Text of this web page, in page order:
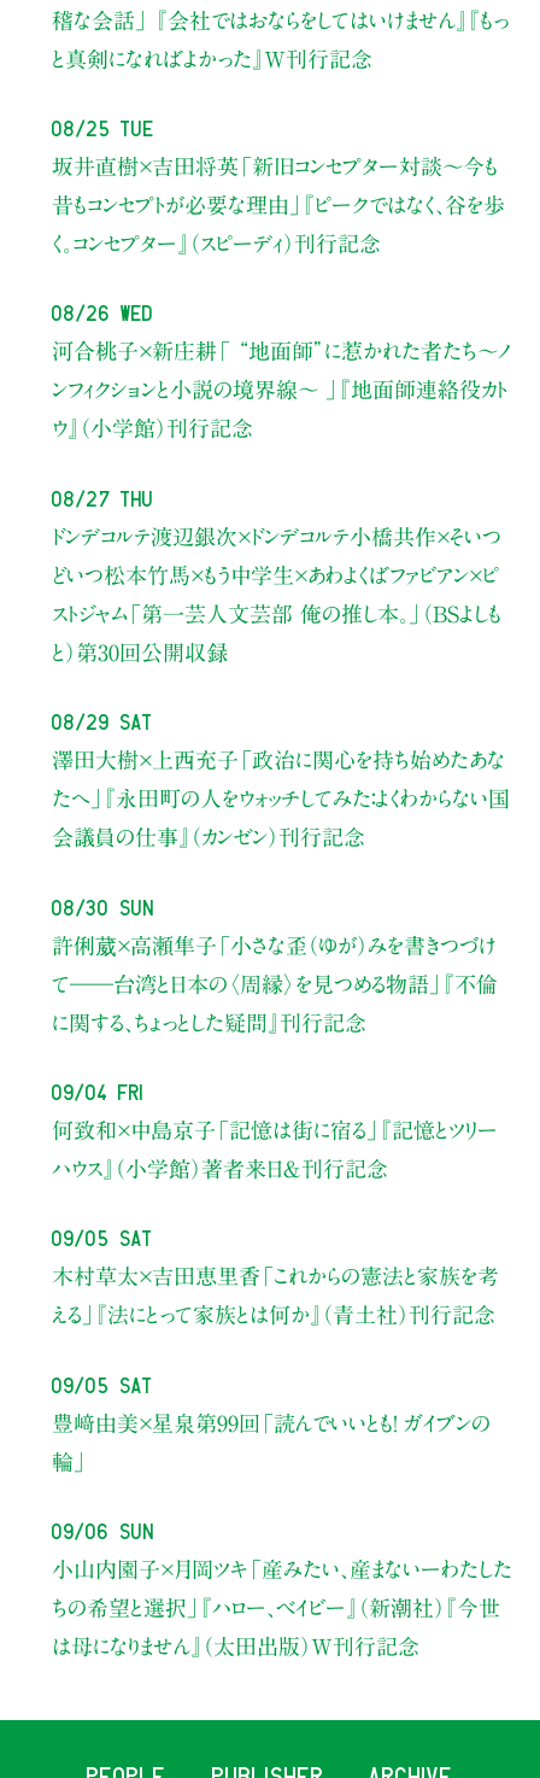
稽な会話」
『会社ではおならをしてはいけません』『もっ
と真剣になればよかった』W刊行記念
08/25 Tue
坂井直樹×吉田将英「新旧コンセプター対談～今も
昔もコンセプトが必要な理由」
『ピークではなく、谷を歩
く。コンセプター』（スピーディ）刊行記念
08/26 Wed
河合桃子×新庄耕「 “地面師”に惹かれた者たち〜ノ
ンフィクションと小説の境界線〜 」
『地面師連絡役カト
ウ』（小学館）刊行記念
08/27 Thu
ドンデコルテ渡辺銀次×ドンデコルテ小橋共作×そいつ
どいつ松本竹馬×もう中学生×あわよくばファビアン×ピ
ストジャム「第一芸人文芸部 俺の推し本。」（BSよしも
と） 第30回公開収録
08/29 Sat
澤田大樹×上西充子 「政治に関心を持ち始めたあな
たへ」
『永田町の人をウォッチしてみた：よくわからない国
会議員の仕事』（カンゼン）刊行記念
08/30 Sun
許俐葳×高瀬隼子 「小さな歪（ゆが）みを書きつづけ
て――台湾と日本の〈周縁〉を見つめる物語」
『不倫
に関する、ちょっとした疑問』刊行記念
09/04 Fri
何致和×中島京子 「記憶は街に宿る」
『記憶とツリー
ハウス』（小学館）著者来日＆刊行記念
09/05 Sat
木村草太×吉田恵里香 「これからの憲法と家族を考
える」
『法にとって家族とは何か』（青土社）刊行記念
09/05 Sat
豊﨑由美×星泉 第99回「読んでいいとも！ ガイブンの
輪」
09/06 Sun
小山内園子×月岡ツキ 「産みたい、産まないーわたした
ちの希望と選択」
『ハロー、ベイビー』（新潮社） 『今世
は母になりません』（太田出版）W刊行記念